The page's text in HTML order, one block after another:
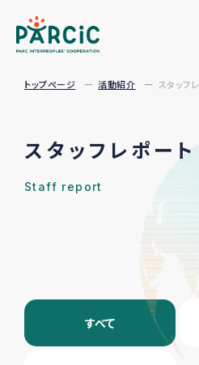
トップページ 活動紹介 スタッフ
スタッフレポート
Staff report
すべて